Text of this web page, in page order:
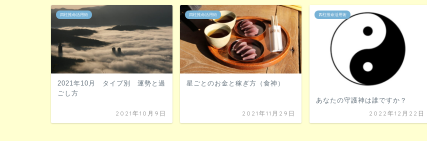
四柱推命活用術
2021年10月 タイプ別 運勢と過
ごし方
2021年10月9日
四柱推命活用術
星ごとのお金と稼ぎ方（食神）
2021年11月29日
四柱推命活用術
あなたの守護神は誰ですか？
2022年12月22日